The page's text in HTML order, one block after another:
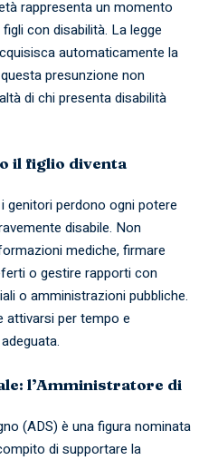
rappresenta un momento
con disabilità. La legge
automaticamente la
presunzione non
di chi presenta disabilità
il figlio diventa
genitori perdono ogni potere
disabile. Non
mediche, firmare
o gestire rapporti con
o amministrazioni pubbliche.
attivarsi per tempo e
l’Amministratore di
(ADS) è una figura nominata
di supportare la